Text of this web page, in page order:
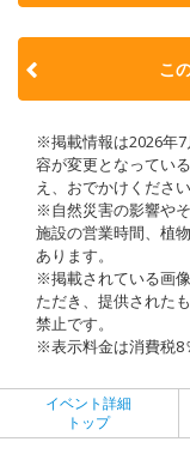
こ
※掲載情報は2026年
容が変更となってい
え、おでかけください
※自然災害の影響や
施設の営業時間、植
あります。
※掲載されている画
ただき、提供された
禁止です。
※表示料金は消費税8
イベント詳細
トップ